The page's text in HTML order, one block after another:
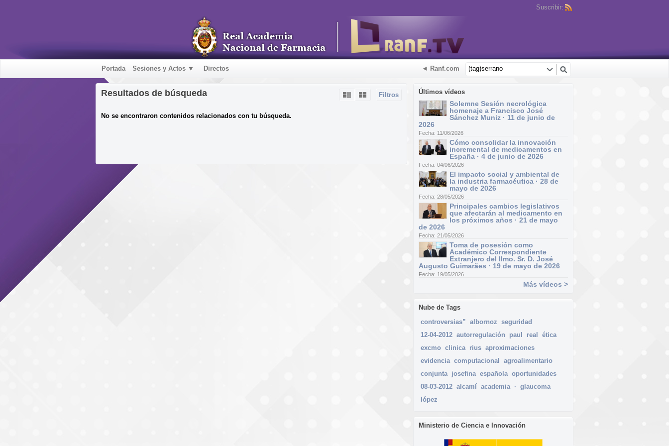
Suscribir:
Portada Sesiones y Actos ▼ Directos ◄ Ranf.com
Últimos vídeos
Solemne Sesión necrológica
homenaje a Francisco José
Sánchez Muniz · 11 de junio de
2026
Fecha: 11/06/2026
Cómo consolidar la innovación
incremental de medicamentos en
España · 4 de junio de 2026
Fecha: 04/06/2026
El impacto social y ambiental de
la industria farmacéutica · 28 de
mayo de 2026
Fecha: 28/05/2026
Principales cambios legislativos
que afectarán al medicamento en
los próximos años · 21 de mayo
de 2026
Fecha: 21/05/2026
Toma de posesión como
Académico Correspondiente
Extranjero del Ilmo. Sr. D. José
Augusto Guimarães · 19 de mayo de 2026
Fecha: 19/05/2026
Más vídeos >
Nube de Tags
controversias” albornoz seguridad
12-04-2012 autorregulación paul real
ética
excmo clinica rius aproximaciones
evidencia computacional
agroalimentario
conjunta josefina española oportunidades
08-03-2012 alcamí academia · glaucoma
lópez
Ministerio de Ciencia e Innovación
Filtros
Resultados de búsqueda
No se encontraron contenidos relacionados con tu búsqueda.